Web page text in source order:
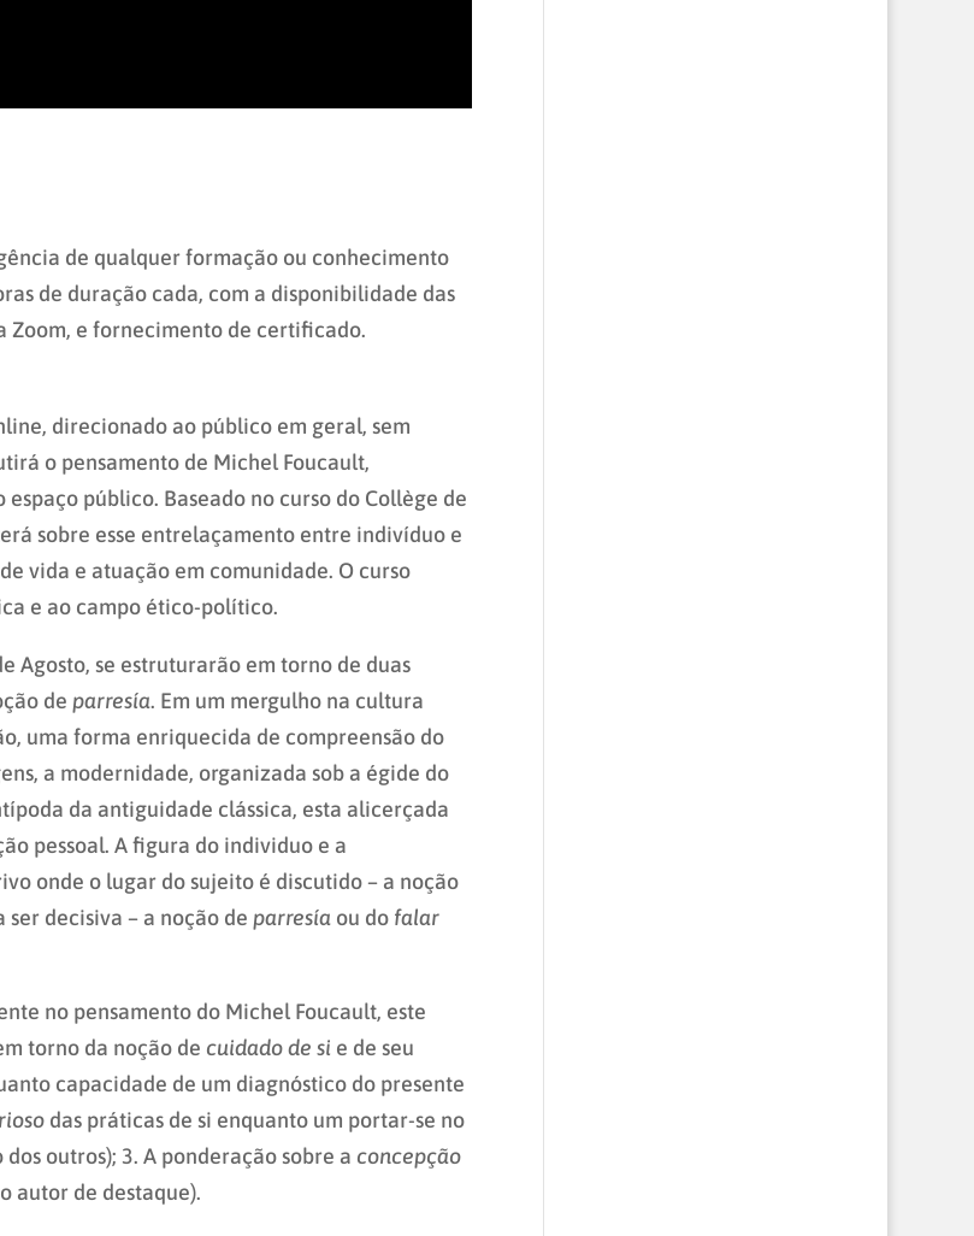
de qualquer formação ou conhecimento
de duração cada, com a disponibilidade das
Zoom, e fornecimento de certificado.
direcionado ao público em geral, sem
o pensamento de Michel Foucault,
público. Baseado no curso do Collège de
sobre esse entrelaçamento entre indivíduo e
vida e atuação em comunidade. O curso
e ao campo ético-político.
Agosto, se estruturarão em torno de duas
de parresía. Em um mergulho na cultura
uma forma enriquecida de compreensão do
a modernidade, organizada sob a égide do
da antiguidade clássica, esta alicerçada
pessoal. A figura do individuo e a
onde o lugar do sujeito é discutido – a noção
ser decisiva – a noção de parresía ou do falar
no pensamento do Michel Foucault, este
torno da noção de cuidado de si e de seu
capacidade de um diagnóstico do presente
das práticas de si enquanto um portar-se no
outros); 3. A ponderação sobre a concepção
autor de destaque).